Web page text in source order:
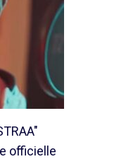
officielle